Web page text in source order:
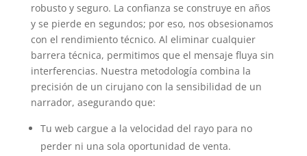
robusto y seguro. La confianza se construye en años
y se pierde en segundos; por eso, nos obsesionamos
con el rendimiento técnico. Al eliminar cualquier
barrera técnica, permitimos que el mensaje fluya sin
interferencias. Nuestra metodología combina la
precisión de un cirujano con la sensibilidad de un
narrador, asegurando que:
Tu web cargue a la velocidad del rayo para no
perder ni una sola oportunidad de venta.